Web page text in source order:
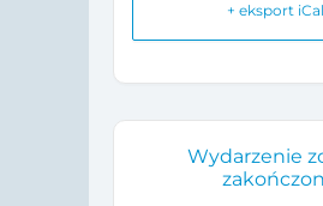
+ eksport iCal
Wydarzenie